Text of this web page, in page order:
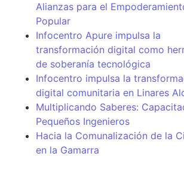
Alianzas para el
Popular
Infocentro Apure impulsa la
transformación digital como
de soberanía tecnológica
Infocentro impulsa la
digital comunitaria en Linares
Multiplicando Saberes:
Pequeños Ingenieros
Hacia la Comunalización de la
en la Gamarra